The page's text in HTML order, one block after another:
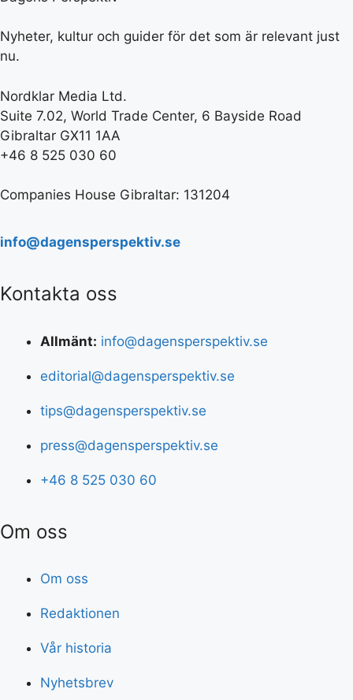
Nyheter, kultur och guider för det som är relevant just
nu.
Nordklar Media Ltd.
Suite 7.02, World Trade Center, 6 Bayside Road
Gibraltar GX11 1AA
+46 8 525 030 60
Companies House Gibraltar: 131204
info@dagensperspektiv.se
Kontakta oss
Allmänt: info@dagensperspektiv.se
editorial@dagensperspektiv.se
tips@dagensperspektiv.se
press@dagensperspektiv.se
+46 8 525 030 60
Om oss
Om oss
Redaktionen
Vår historia
Nyhetsbrev